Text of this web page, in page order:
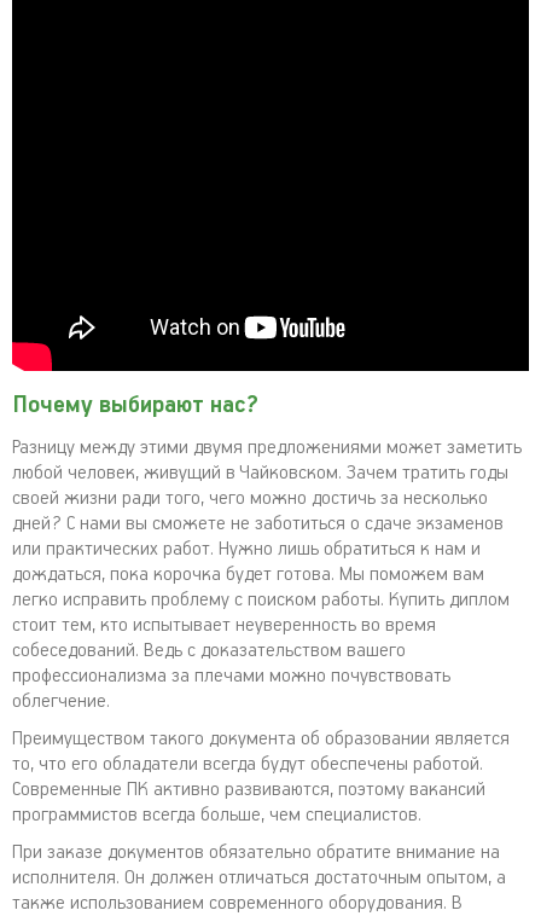
Почему выбирают нас?
Разницу между этими двумя предложениями может заметить
любой человек, живущий в Чайковском. Зачем тратить годы
своей жизни ради того, чего можно достичь за несколько
дней? С нами вы сможете не заботиться о сдаче экзаменов
или практических работ. Нужно лишь обратиться к нам и
дождаться, пока корочка будет готова. Мы поможем вам
легко исправить проблему с поиском работы. Купить диплом
стоит тем, кто испытывает неуверенность во время
собеседований. Ведь с доказательством вашего
профессионализма за плечами можно почувствовать
облегчение.
Преимуществом такого документа об образовании является
то, что его обладатели всегда будут обеспечены работой.
Современные ПК активно развиваются, поэтому вакансий
программистов всегда больше, чем специалистов.
При заказе документов обязательно обратите внимание на
исполнителя. Он должен отличаться достаточным опытом, а
также использованием современного оборудования. В